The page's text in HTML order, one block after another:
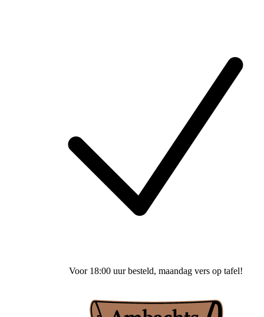
Voor 18:00 uur besteld, maandag vers op tafel!